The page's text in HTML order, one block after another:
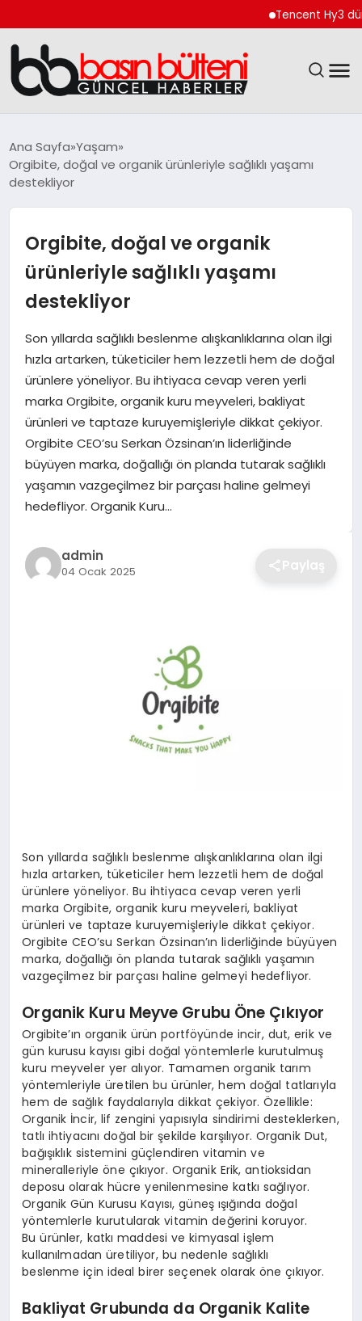
Tencent Hy3 dünya
GÜNCEL
MAGAZIN
SAĞLIK
SPOR
TEKNOLOJI
YAŞAM
GÜNDEM
Ana Sayfa Yaşam
Orgibite, doğal ve organik ürünleriyle sağlıklı yaşamı
destekliyor
Orgibite, doğal ve organik
ürünleriyle sağlıklı yaşamı
destekliyor
Son yıllarda sağlıklı beslenme alışkanlıklarına olan ilgi
hızla artarken, tüketiciler hem lezzetli hem de doğal
ürünlere yöneliyor. Bu ihtiyaca cevap veren yerli
marka Orgibite, organik kuru meyveleri, bakliyat
ürünleri ve taptaze kuruyemişleriyle dikkat çekiyor.
Orgibite CEO’su Serkan Özsinan’ın liderliğinde
büyüyen marka, doğallığı ön planda tutarak sağlıklı
yaşamın vazgeçilmez bir parçası haline gelmeyi
hedefliyor. Organik Kuru…
admin
04 Ocak 2025 Paylaş
Son yıllarda sağlıklı beslenme alışkanlıklarına olan ilgi
hızla artarken, tüketiciler hem lezzetli hem de doğal
ürünlere yöneliyor. Bu ihtiyaca cevap veren yerli
marka Orgibite, organik kuru meyveleri, bakliyat
ürünleri ve taptaze kuruyemişleriyle dikkat çekiyor.
Orgibite CEO’su Serkan Özsinan’ın liderliğinde büyüyen
marka, doğallığı ön planda tutarak sağlıklı yaşamın
vazgeçilmez bir parçası haline gelmeyi hedefliyor.
Organik Kuru Meyve Grubu Öne Çıkıyor
Orgibite’ın organik ürün portföyünde incir, dut, erik ve
gün kurusu kayısı gibi doğal yöntemlerle kurutulmuş
kuru meyveler yer alıyor. Tamamen organik tarım
yöntemleriyle üretilen bu ürünler, hem doğal tatlarıyla
hem de sağlık faydalarıyla dikkat çekiyor. Özellikle:
Organik İncir, lif zengini yapısıyla sindirimi desteklerken,
tatlı ihtiyacını doğal bir şekilde karşılıyor. Organik Dut,
bağışıklık sistemini güçlendiren vitamin ve
mineralleriyle öne çıkıyor. Organik Erik, antioksidan
deposu olarak hücre yenilenmesine katkı sağlıyor.
Organik Gün Kurusu Kayısı, güneş ışığında doğal
yöntemlerle kurutularak vitamin değerini koruyor.
Bu ürünler, katkı maddesi ve kimyasal işlem
kullanılmadan üretiliyor, bu nedenle sağlıklı
beslenme için ideal birer seçenek olarak öne çıkıyor.
Bakliyat Grubunda da Organik Kalite